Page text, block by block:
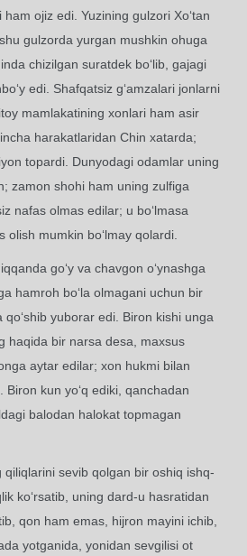
ojiz edi. Yuzining gulzori Xo‘tan
gulzorda yurgan mushkin ohuga
chizilgan suratdek bo‘lib, gajagi
edi. Shafqatsiz g‘amzalari jonlarni
mamlakatining xonlari ham asir
harakatlaridan Chin xatarda;
topardi. Dunyodagi odamlar uning
zamon shohi ham uning zulfiga
nafas olmas edilar; u bo‘lmasa
olish mumkin bo‘lmay qolardi.
go‘y va chavgon o‘ynashga
hamroh bo‘la olmagani uchun bir
yuborar edi. Biron kishi unga
haqida bir narsa desa, maxsus
aytar edilar; xon hukmi bilan
kun yo‘q ediki, qanchadan
balodan halokat topmagan
qiliqlarini sevib qolgan bir oshiq ishq-
ko‘rsatib, uning dard-u hasratidan
qon ham emas, hijron mayini ichib,
yotganida, yonidan sevgilisi ot